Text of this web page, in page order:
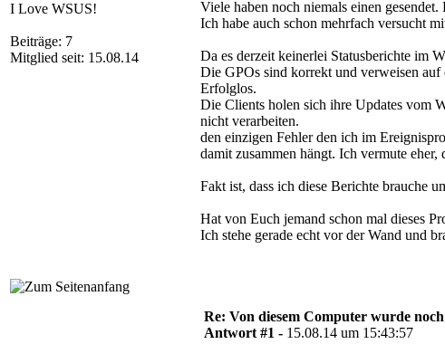
I Love WSUS!
Beiträge: 7
Mitglied seit: 15.08.14
Viele haben noch niemals einen
Ich habe auch schon mehrfach versucht
Da es derzeit keinerlei Statusberichte im
Die GPOs sind korrekt und verweisen
Erfolglos.
Die Clients holen sich ihre Updates vom
nicht verarbeiten.
den einzigen Fehler den ich im
damit zusammen hängt. Ich vermute
Fakt ist, dass ich diese Berichte brauche
Hat von Euch jemand schon mal dieses
Ich stehe gerade echt vor der Wand und
Re: Von diesem Computer wurde
Antwort #1 - 15.08.14 um 15:43:57